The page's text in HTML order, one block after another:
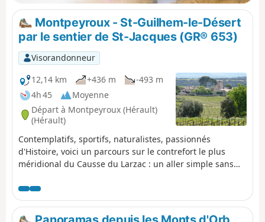
Montpeyroux - St-Guilhem-le-Désert
par le sentier de St-Jacques (GR® 653)
Visorandonneur
12,14 km
+436 m
-493 m
4h 45
Moyenne
Départ à Montpeyroux (Hérault)
(Hérault)
Contemplatifs, sportifs, naturalistes, passionnés
d'Histoire, voici un parcours sur le contrefort le plus
méridional du Causse du Larzac : un aller simple sans
principaux sommets du Languedoc, avec en toile de fond
la Méditerranée et les Pyrénées. Avec pour objectif une
arrivée douce et rafraîchissante dans un des plus beaux